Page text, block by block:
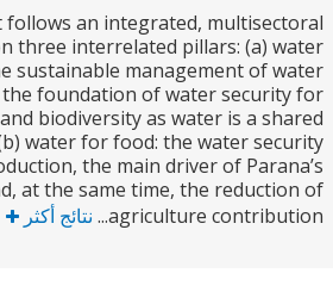
follows an integrated,
on three interrelated pillars: (a)
the sustainable management of
is the foundation of water
and biodiversity as water is a
(b) water for food: the water
production, the main driver of
and, at the same time, the
agriculture نتائج أكثر